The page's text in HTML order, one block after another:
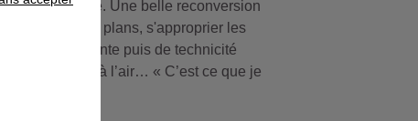
pour l’autre. Une belle reconversion
à lire les plans, s'approprier les
technicité courante puis de technicité
d’étanchéité à l’air… « C’est ce que je